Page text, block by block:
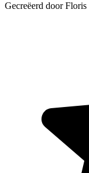
Gecreëerd door Floris